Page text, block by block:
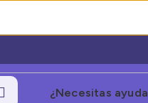
¿Necesitas